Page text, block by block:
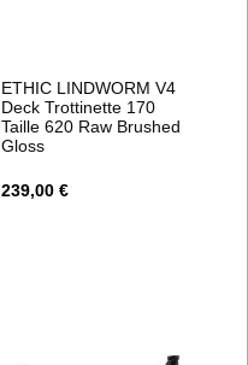
ETHIC LINDWORM V4
Deck Trottinette 170
Taille 620 Raw Brushed
Gloss
239,00 €